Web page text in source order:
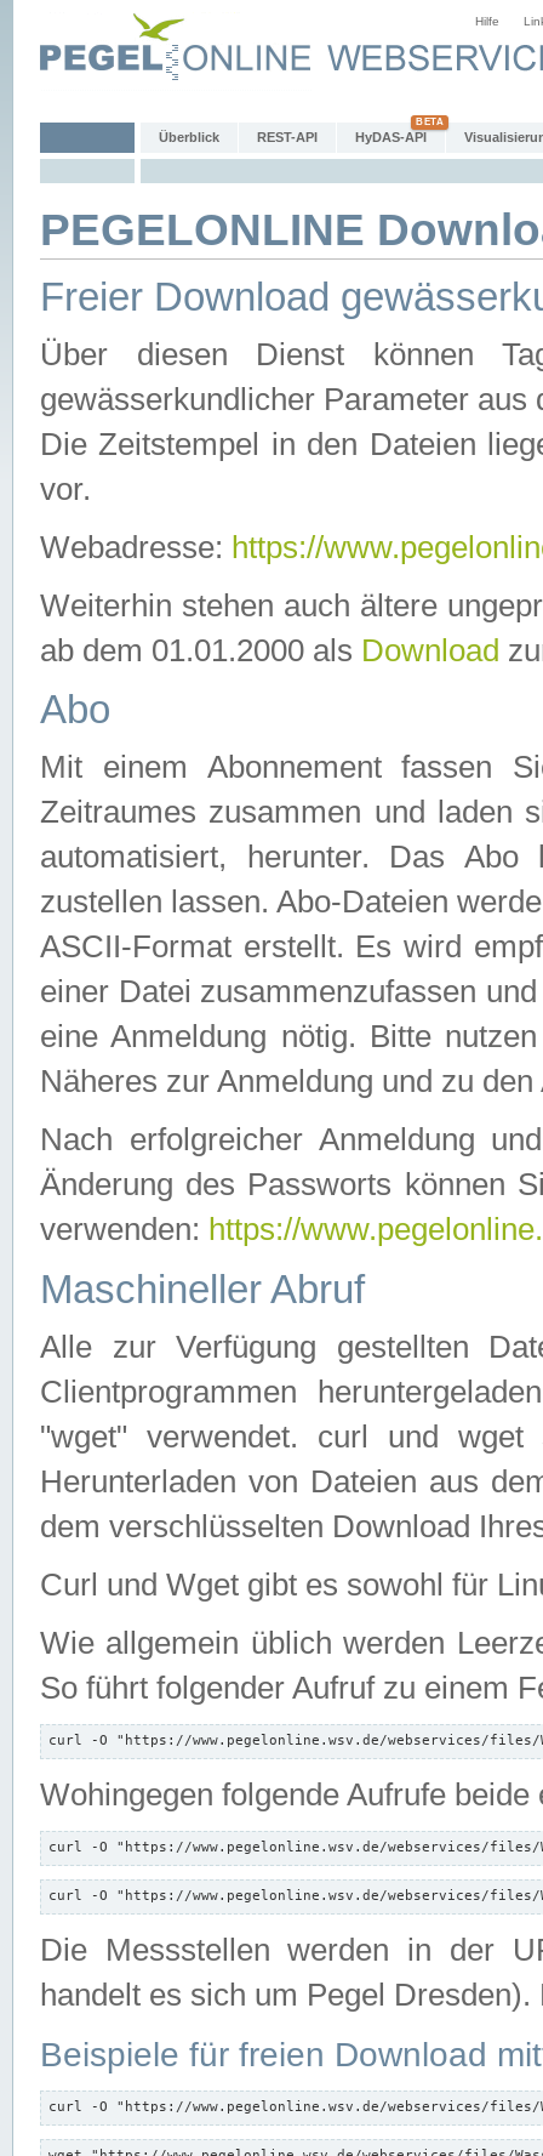
Hilfe
Überblick REST-API HyDAS-API
PEGELONLINE
Freier Download
Über diesen Dienst können
gewässerkundlicher Parameter aus
Die Zeitstempel in den Dateien
vor.
Webadresse: https://
Weiterhin stehen auch ältere
ab dem 01.01.2000 als Download
Abo
Mit einem Abonnement fassen
Zeitraumes zusammen und laden
automatisiert, herunter. Das
zustellen lassen. Abo-Dateien
ASCII-Format erstellt. Es wird
einer Datei zusammenzufassen
eine Anmeldung nötig. Bitte
Näheres zur Anmeldung und zu
Nach erfolgreicher Anmeldung
Änderung des Passworts können
verwenden: https://
Maschineller Abruf
Alle zur Verfügung gestellten
Clientprogrammen
"wget" verwendet. curl und wget
Herunterladen von Dateien aus
dem verschlüsselten Download
Curl und Wget gibt es sowohl für
Wie allgemein üblich werden
So führt folgender Aufruf zu einem
curl -O "https://www.pegelonline.wsv.de/webservices/files/
Wohingegen folgende Aufrufe beide
curl -O "https://www.pegelonline.wsv.de/webservices/files/
curl -O "https://www.pegelonline.wsv.de/webservices/files/
Die Messstellen werden in der
handelt es sich um Pegel
Beispiele für freien Download
curl -O "https://www.pegelonline.wsv.de/webservices/files/